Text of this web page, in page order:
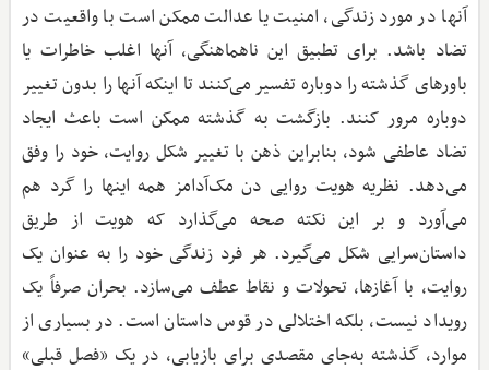
آنها در مورد زندگی، امنیت یا عدالت ممکن است با واقعیت در
تضاد باشد. برای تطبیق این ناهماهنگی، آنها اغلب خاطرات یا
باورهای گذشته را دوباره تفسیر می‌کنند تا اینکه آنها را بدون تغییر
دوباره مرور کنند. بازگشت به گذشته ممکن است باعث ایجاد
تضاد عاطفی شود، بنابراین ذهن با تغییر شکل روایت، خود را وفق
می‌دهد. نظریه هویت روایی دن مک‌آدامز همه اینها را گرد هم
می‌آورد و بر این نکته صحه می‌گذارد که هویت از طریق
داستان‌سرایی شکل می‌گیرد. هر فرد زندگی خود را به عنوان یک
روایت، با آغازها، تحولات و نقاط عطف می‌سازد. بحران صرفاً یک
رویداد نیست، بلکه اختلالی در قوس داستان است. در بسیاری از
موارد، گذشته به‌جای مقصدی برای بازیابی، در یک «فصل قبلی»